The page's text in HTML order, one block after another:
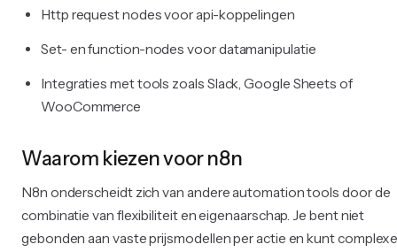
Http request nodes voor api-koppelingen
Set- en function-nodes voor datamanipulatie
Integraties met tools zoals Slack, Google Sheets of
WooCommerce
Waarom kiezen voor n8n
N8n onderscheidt zich van andere automation tools door de
combinatie van flexibiliteit en eigenaarschap. Je bent niet
gebonden aan vaste prijsmodellen per actie en kunt